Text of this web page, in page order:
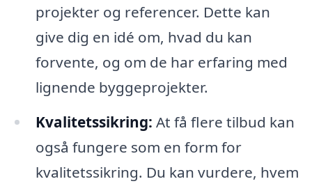
projekter og referencer. Dette kan
give dig en idé om, hvad du kan
forvente, og om de har erfaring med
lignende byggeprojekter.
Kvalitetssikring: At få flere tilbud kan
også fungere som en form for
kvalitetssikring. Du kan vurdere, hvem